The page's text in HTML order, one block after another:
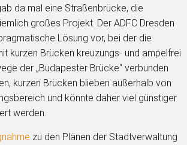
da mal eine Straßenbrücke, die
großes Projekt. Der ADFC Dresden
Lösung vor, bei der die
kurzen Brücken kreuzungs- und ampelfrei
der „Budapester Brücke“ verbunden
kurzen Brücken blieben außerhalb von
und könnte daher viel günstiger
werden.
zu den Plänen der Stadtverwaltung